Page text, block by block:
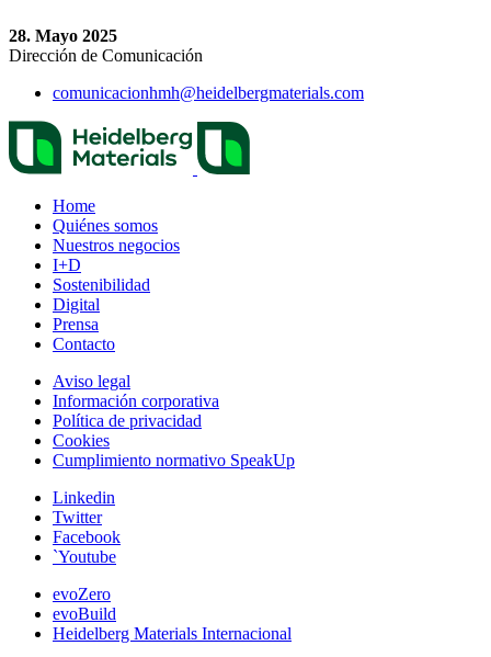
28. Mayo 2025
Dirección de Comunicación
comunicacionhmh​@heidelbergmaterials.com
Home
Quiénes somos
Nuestros negocios
I+D
Sostenibilidad
Digital
Prensa
Contacto
Aviso legal
Información corporativa
Política de privacidad
Cookies
Cumplimiento normativo SpeakUp
Linkedin
Twitter
Facebook
`Youtube
evoZero
evoBuild
Heidelberg Materials Internacional